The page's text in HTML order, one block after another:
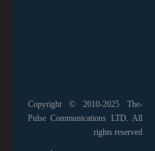
Copyright © 2010-2025 The-
Pulse Communications LTD. All
rights reserved